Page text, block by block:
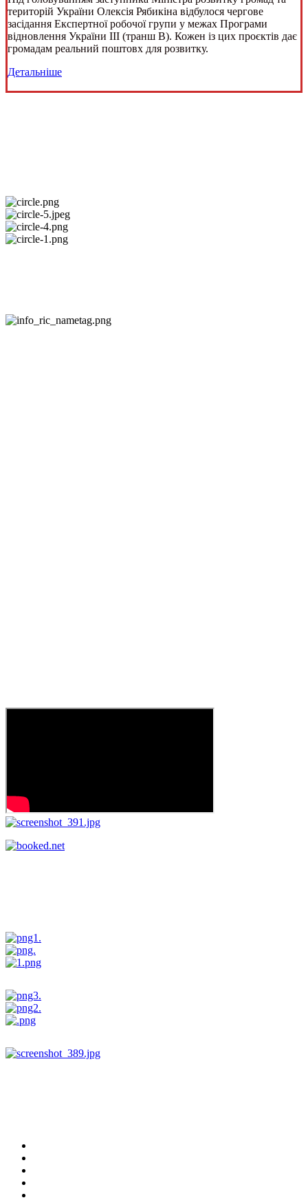
територій України Олексія Рябикіна відбулося чергове
засідання Експертної робочої групи у межах Програми
відновлення України III (транш В). Кожен із цих проєктів дає
громадам реальний поштовх для розвитку.
Детальніше